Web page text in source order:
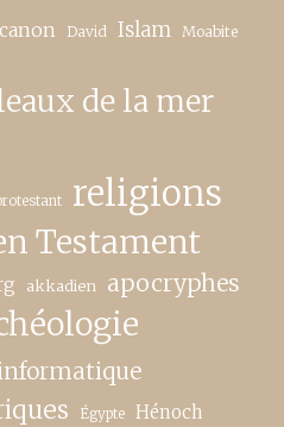
canon David Islam Moabite
de la mer
religions
Testament
akkadien apocryphes
Égypte Hénoch